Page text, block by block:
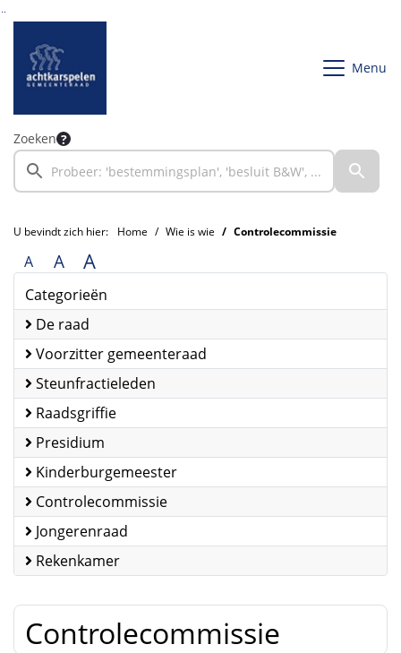
Ga naar de inhoud van deze pagina
Ga naar het zoeken
Ga naar het menu
Menu
Zoeken
U bevindt zich hier: Home Wie is wie Controlecommissie
A A A
Categorieën
De raad
Voorzitter gemeenteraad
Steunfractieleden
Raadsgriffie
Presidium
Kinderburgemeester
Controlecommissie
Jongerenraad
Rekenkamer
Controlecommissie